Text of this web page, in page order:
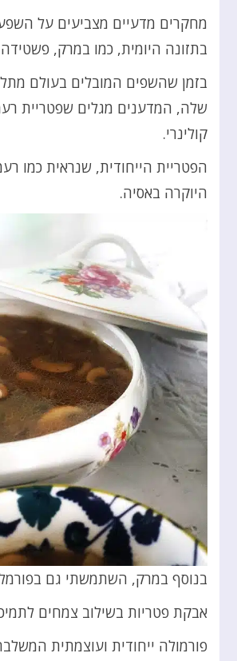
מחקרים מדעיים מצביעים על
בתזונה היומית, כמו במרק, פשטידה
בזמן שהשפים המובלים בעולם
שלה, המדענים מגלים שפטריית
קולינרי.
הפטריית הייחודית, שנראית כמו
היוקרה באסיה.
בנוסף במרק, השתמשתי גם
אבקת פטריות בשילוב צמחים
פורמולה ייחודית ועוצמתית